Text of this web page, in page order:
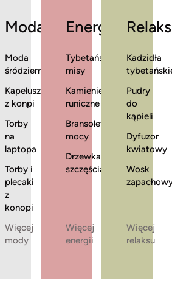
Moda
Moda
śródziemnomorska
Kapelusze
z konpi
Torby
na
laptopa
Torby i
plecaki
z
konopi
Więcej
mody
Energia
Tybetańskie
misy
Kamienie
runiczne
Bransoletki
mocy
Drzewka
szczęścia
Więcej
energii
Relaks
Kadzidła
Pudry
do
kąpieli
Dyfuzor
kwiatowy
Wosk
Więcej
relaksu